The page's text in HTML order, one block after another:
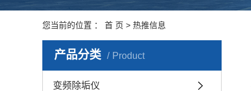
您当前的位置 ： 首 页 > 热推信息
产品分类 Product
变频除垢仪